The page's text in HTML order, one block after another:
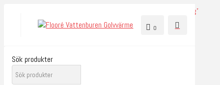
0
Sök produkter